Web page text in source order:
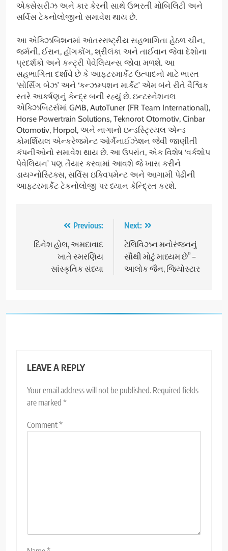
એક્સેસરીઝ અને કાર કેરની સાથે ઉભરતી મોબિલિટી અને
સર્વિસ ટેકનોલોજીનો સમાવેશ થાય છે.
આ એક્ઝિબિશનમાં આંતરરાષ્ટ્રીય સહભાગિતા હેઠળ ચીન,
જર્મની, ઈરાન, હોંગકોંગ, શ્રીલંકા અને તાઈવાન જેવા દેશોના
પ્રદર્શકો અને કન્ટ્રી પેવેલિયન્સ જોવા મળશે. આ
સહભાગિતા દર્શાવે છે કે આફ્ટરમાર્કેટ ઉત્પાદનો માટે ભારત
‘સોર્સિંગ બેઝ’ અને ‘કન્ઝમ્પશન માર્કેટ’ એમ બંને રીતે વૈશ્વિક
સ્તરે આકર્ષણનું કેન્દ્ર બની રહ્યું છે. ઇન્ટરનેશનલ
એક્ઝિબિટર્સમાં GMB, AutoTuner (FR Team International),
Horse Powertrain Solutions, Teknorot Otomotiv, Cinbar
Otomotiv, Horpol, અને નાગાનો ઇન્ડસ્ટ્રિયલ એન્ડ
કોમર્શિયલ એન્કરેજમેન્ટ ઓર્ગેનાઈઝેશન જેવી જાણીતી
કંપનીઓનો સમાવેશ થાય છે. આ ઉપરાંત, એક વિશેષ ‘વર્કશોપ
પેવેલિયન’ પણ તૈયાર કરવામાં આવશે જે ખાસ કરીને
ડાયગ્નોસ્ટિક્સ, સર્વિસ ઇક્વિપમેન્ટ અને આગામી પેઢીની
આફ્ટરમાર્કેટ ટેકનોલોજી પર ધ્યાન કેન્દ્રિત કરશે.
navigation
Previous:
દિનેશ હોલ, અમદાવાદ
ખાતે સ્મરણિય
સાંસ્કૃતિક સંધ્યા
Next:
ટેલિવિઝન મનોરંજનનું
સૌથી મોટું માધ્યમ છે” –
આલોક જૈન, જિયોસ્ટાર
LEAVE A REPLY
Your email address will not be published. Required fields
are marked *
Comment*